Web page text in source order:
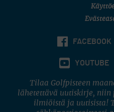
FACEBOOK
YOUTUBE
Tilaa Golfpisteen
lähetettävä uutiskirje, niin
ilmiöistä ja uutisista!